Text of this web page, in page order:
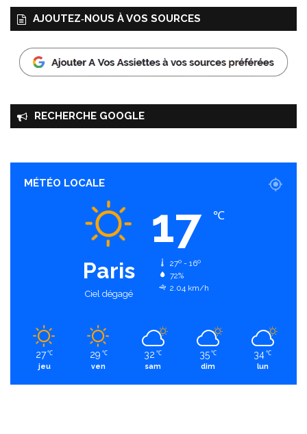
AJOUTEZ‑NOUS À VOS SOURCES
RECHERCHE GOOGLE
MÉTÉO LOCALE
Paris
Ciel dégagé
17 ℃
27º - 16º
72%
2.04 km/h
27 ℃
jeu
29 ℃
ven
32 ℃
sam
35 ℃
dim
34 ℃
lun